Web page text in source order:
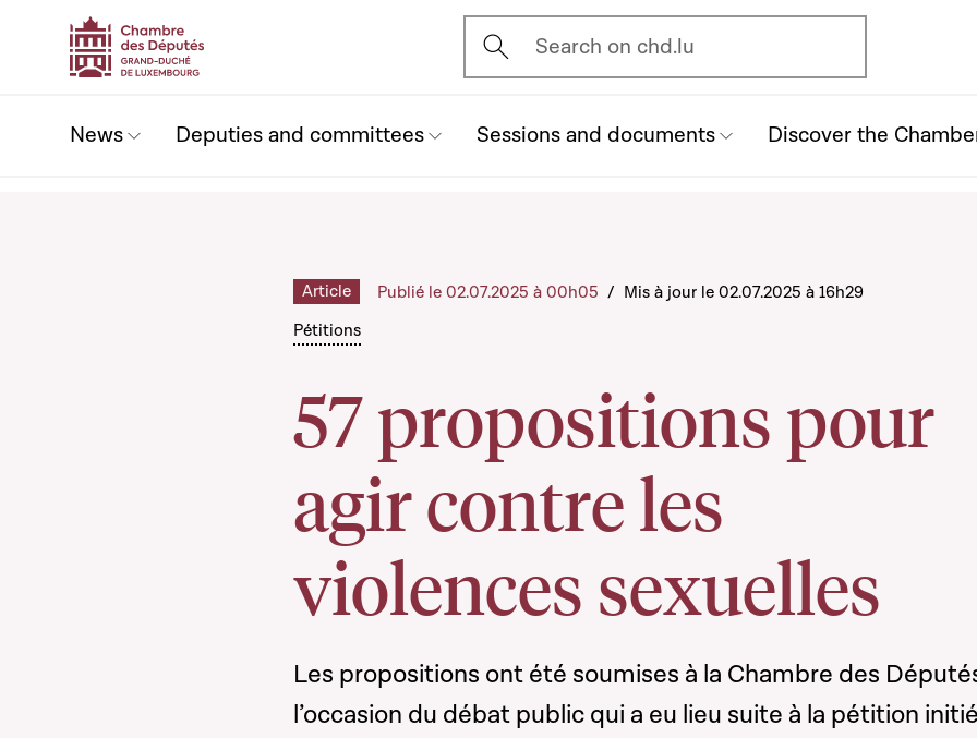
Ouvrir l'écran de recherche
Search on chd.lu
News Deputies and committees Sessions and documents Discover the
Pétitions
57 propositions pour
agir contre les
violences sexuelles
Article Publié le 02.07.2025 à 00h05 / Mis à jour le 02.07.2025 à 16h29
Les propositions ont été soumises à la Chambre des
l’occasion du débat public qui a eu lieu suite à la pétition